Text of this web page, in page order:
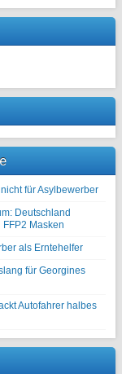
für Asylbewerber
Deutschland
Masken
als Erntehelfer
für Georgines
Autofahrer halbes